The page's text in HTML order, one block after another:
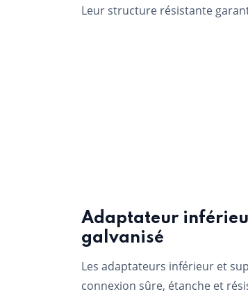
Leur structure résistante
Adaptateur
galvanisé
Les adaptateurs inférieur et
connexion sûre, étanche et